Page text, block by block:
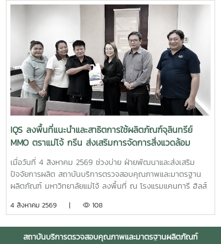
จังหวัดเชียงใหม่ เพื่อประชาสัมพันธ์บริการของหน่วยงาน และให้
คำปรึกษาแก่ผู้ประกอบการ SME ในพื้นที่จังหวัดเชียงใหม่และ
จังหวัดใกล้เคียง ฝ่ายบริหารและห้องปฏิบัติการ นำโดย รองผู้
อำนวยการฝ่ายบริหารและห้องปฏิบัติการ นางริมฤทัย พุทธวงค์
พร้อมด้วยบุคลากร ได้แก่ นางสาวสุปราณี แก้วเทียน นัก
วิทยาศาสตร์ นางสาวธนพร ดวงเดช นักวิทยาศาสตร์ นางสาว
ธนาพร สอนหล้าวงศ์ เจ้าหน้าที่บริการลูกค้า ภายในงาน IQS ได้
ร่วมออกบูธแนะนำบริการด้านการตรวจสอบคุณภาพและ
มาตรฐานผลิตภัณฑ์ พร้อมให้คำปรึกษาแก่ผู้ประกอบการเกี่ยวกับ
การพัฒนาผลิตภัณฑ์ การยกระดับมาตรฐานสินค้า และการใช้
บริการผ่านระบบ BDS เพื่อสนับสนุนการเพิ่มขีดความสามารถใน
การแข่งขันของผู้ประกอบการไทย รวมถึงสร้างเครือข่ายความ
ร่วมมือระหว่างหน่วยงานภาครัฐ สถาบันการศึกษา และภาคธุรกิจ
IQS ลงพื้นที่แนะนำและสาธิตการใช้ผลิตภัณฑ์จุลินทรีย์
MMO ตราแม่โจ้ กรีน ส่งเสริมการจัดการสิ่งแวดล้อม
สำหรับธุรกิจโรงแรม
เมื่อวันที่ 4 สิงหาคม 2569 ช่วงบ่าย ฝ่ายพัฒนาและส่งเสริม
ปัจจัยการผลิต สถาบันบริการตรวจสอบคุณภาพและมาตรฐาน
ผลิตภัณฑ์ มหาวิทยาลัยแม่โจ้ ลงพื้นที่ ณ โรงแรมแคนทารี ฮิลส์
และสาธิตแนวทางการใช้งานผลิตภัณฑ์จุลินทรีย์ MMO ตราแม่โจ้
พื้นที่ต่าง ๆ ภายในสถานประกอบการ โดยชื่อสถานที่ดังกล่าว
4 สิงหาคม 2569 | 108
สถาบันบริการตรวจสอบคุณภาพและมาตรฐานผลิตภัณฑ์